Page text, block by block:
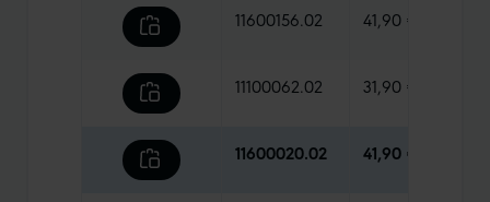
11600156.02 41,90 €
11100062.02 31,90 €
11600020.02 41,90 €